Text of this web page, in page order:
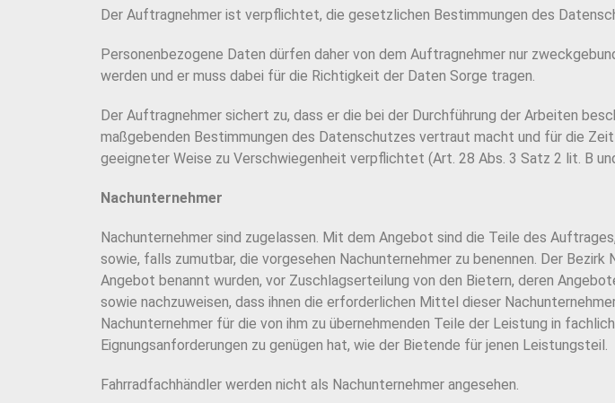
Der Auftragnehmer ist verpflichtet, die gesetzlichen Bestimmungen des
Personenbezogene Daten dürfen daher von dem Auftragnehmer nur
werden und er muss dabei für die Richtigkeit der Daten Sorge tragen.
Der Auftragnehmer sichert zu, dass er die bei der Durchführung der Arbeiten
maßgebenden Bestimmungen des Datenschutzes vertraut macht und für die
geeigneter Weise zu Verschwiegenheit verpflichtet (Art. 28 Abs. 3 Satz 2 lit. B
Nachunternehmer
Nachunternehmer sind zugelassen. Mit dem Angebot sind die Teile des
sowie, falls zumutbar, die vorgesehen Nachunternehmer zu benennen. Der
Angebot benannt wurden, vor Zuschlagserteilung von den Bietern, deren
sowie nachzuweisen, dass ihnen die erforderlichen Mittel dieser
Nachunternehmer für die von ihm zu übernehmenden Teile der Leistung in
Eignungsanforderungen zu genügen hat, wie der Bietende für jenen Leistungsteil.
Fahrradfachhändler werden nicht als Nachunternehmer angesehen.